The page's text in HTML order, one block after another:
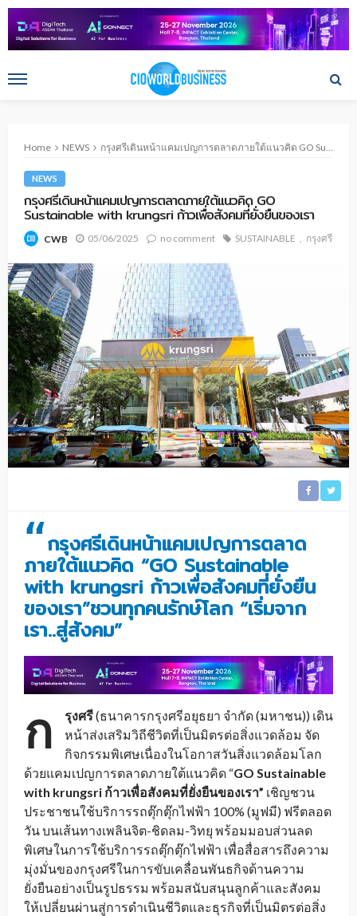
Home NEWS กรุงศรีเดินหน้าแคมเปญการตลาดภายใต้แนวคิด GO Sustainable with krungsri ก้าวเพื่อสังคมที่ยั่งยืนของเรา
NEWS
กรุงศรีเดินหน้าแคมเปญการตลาดภายใต้แนวคิด GO
Sustainable with krungsri ก้าวเพื่อสังคมที่ยั่งยืนของเรา
CWB 05/06/2025 no comment SUSTAINABLE กรุงศรี
“กรุงศรีเดินหน้าแคมเปญการตลาด
ภายใต้แนวคิด “GO Sustainable
with krungsri ก้าวเพื่อสังคมที่ยั่งยืน
ของเรา”ชวนทุกคนรักษ์โลก “เริ่มจาก
เรา..สู่สังคม”
ก รุงศรี(ธนาคารกรุงศรีอยุธยา จำกัด (มหาชน)) เดิน
หน้าส่งเสริมวิถีชีวิตที่เป็นมิตรต่อสิ่งแวดล้อม จัด
กิจกรรมพิเศษเนื่องในโอกาสวันสิ่งแวดล้อมโลก
ด้วยแคมเปญการตลาดภายใต้แนวคิด “GO Sustainable
with krungsri ก้าวเพื่อสังคมที่ยั่งยืนของเรา” เชิญชวน
ประชาชนใช้บริการรถตุ๊กตุ๊กไฟฟ้า 100% (มูฟมี) ฟรีตลอด
วัน บนเส้นทางเพลินจิต-ชิดลม-วิทยุ พร้อมมอบส่วนลด
พิเศษในการใช้บริการรถตุ๊กตุ๊กไฟฟ้า เพื่อสื่อสารถึงความ
มุ่งมั่นของกรุงศรีในการขับเคลื่อนพันธกิจด้านความ
ยั่งยืนอย่างเป็นรูปธรรม พร้อมสนับสนุนลูกค้าและสังคม
ให้เปลี่ยนผ่านสู่การดำเนินชีวิตและธุรกิจที่เป็นมิตรต่อสิ่ง